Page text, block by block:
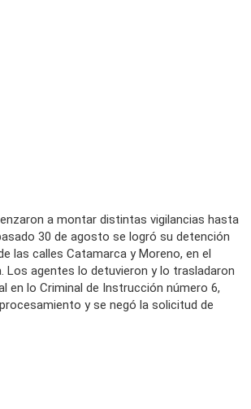
a montar distintas vigilancias hasta
30 de agosto se logró su detención
las calles Catamarca y Moreno, en el
Los agentes lo detuvieron y lo trasladaron
en lo Criminal de Instrucción número 6,
y se negó la solicitud de